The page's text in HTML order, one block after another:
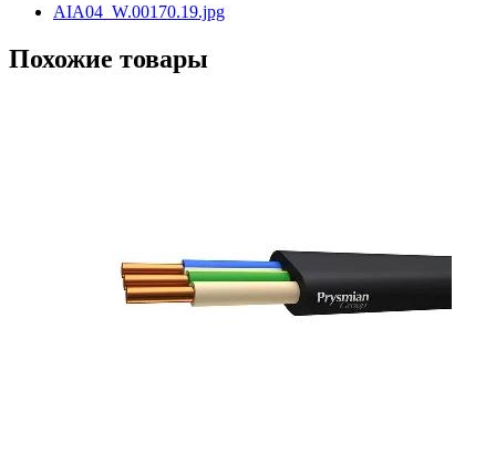
AIA04_W.00170.19.jpg
Похожие товары